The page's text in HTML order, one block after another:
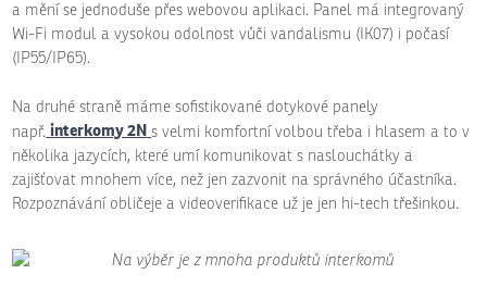
a mění se jednoduše přes webovou aplikaci. Panel má integrovaný
Wi-Fi modul a vysokou odolnost vůči vandalismu (IK07) i počasí
(IP55/IP65).
Na druhé straně máme sofistikované dotykové panely
např. interkomy 2N s velmi komfortní volbou třeba i hlasem a to v
několika jazycích, které umí komunikovat s naslouchátky a
zajišťovat mnohem více, než jen zazvonit na správného účastníka.
Rozpoznávání obličeje a videoverifikace už je jen hi-tech třešinkou.